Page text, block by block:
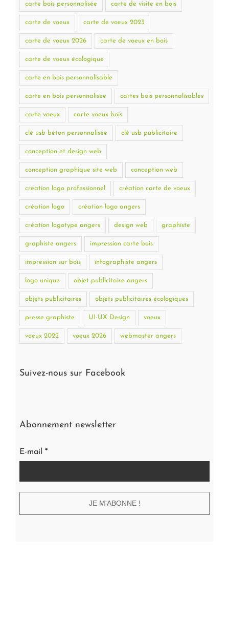
carte bois personnalisée carte de visite en bois
carte de voeux carte de voeux 2023
carte de voeux 2026 carte de voeux en bois
carte de voeux écologique
carte en bois personnalisable
carte en bois personnalisée cartes bois personnalisables
carte voeux carte voeux bois
clé usb béton personnalisée clé usb publicitaire
conception et design web
conception graphique site web conception web
creation logo professionnel création carte de voeux
création logo création logo angers
création logotype angers design web graphiste
graphiste angers impression carte bois
impression sur bois infographiste angers
logo unique objet publicitaire angers
objets publicitaires objets publicitaires écologiques
presse graphiste UI-UX Design voeux
voeux 2022 voeux 2026 webmaster angers
Suivez-nous sur Facebook
Abonnement newsletter
E-mail *